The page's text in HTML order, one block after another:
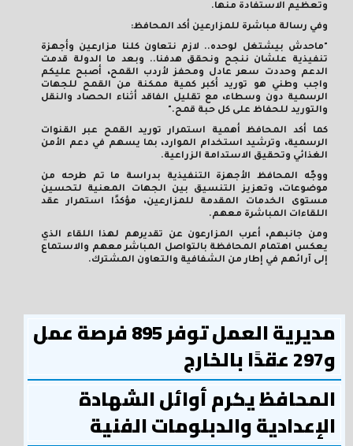
وتعظيم الاستفادة منها.
وفي رسالة مباشرة للمزارعين أكد المحافظ:
"ماحدش بيشتغل لوحده.. لازم نتعاون كلنا مزارعين وأجهزة
تنفيذية علشان ننجح ونحقق هدفنا.. وبعد ما الدولة قدمت
الدعم وحددت سعر عادل ومحفز لأردب القمح، أصبح عليكم
واجب وطني هو توريد أكبر كمية ممكنة من القمح للجهات
الرسمية دون وسطاء، مع تقليل الفاقد أثناء الحصاد والنقل
والتوريد للحفاظ على كل حبة قمح."
كما أكد المحافظ أهمية استمرار توريد القمح عبر القنوات
الرسمية، وترشيد استخدام الموارد، بما يسهم في دعم الأمن
الغذائي وتحقيق الاستدامة الزراعية.
ووجّه المحافظ الأجهزة التنفيذية بدراسة ما تم طرحه من
موضوعات، وتعزيز التنسيق بين الجهات المعنية لتحسين
مستوى الخدمات المقدمة للمزارعين، مؤكدًا استمرار عقد
اللقاءات المباشرة معهم.
ومن جانبهم، أعرب المزارعون عن تقديرهم لهذا اللقاء الذي
يعكس اهتمام المحافظة بالتواصل المباشر معهم والاستماع
إلى آرائهم في إطار من الشفافية والتعاون المشترك.
مديرية العمل توفر 895 فرصة عمل
و297 عقدًا بالخارج
المحافظ يكرم أوائل الشهادة
الإعدادية والدبلومات الفنية